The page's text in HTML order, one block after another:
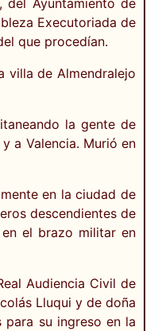
Executoriada de
que procedían.
villa de Almendralejo
la gente de
a Valencia. Murió en
en la ciudad de
descendientes de
el brazo militar en
Audiencia Civil de
Lluqui y de doña
para su ingreso en la